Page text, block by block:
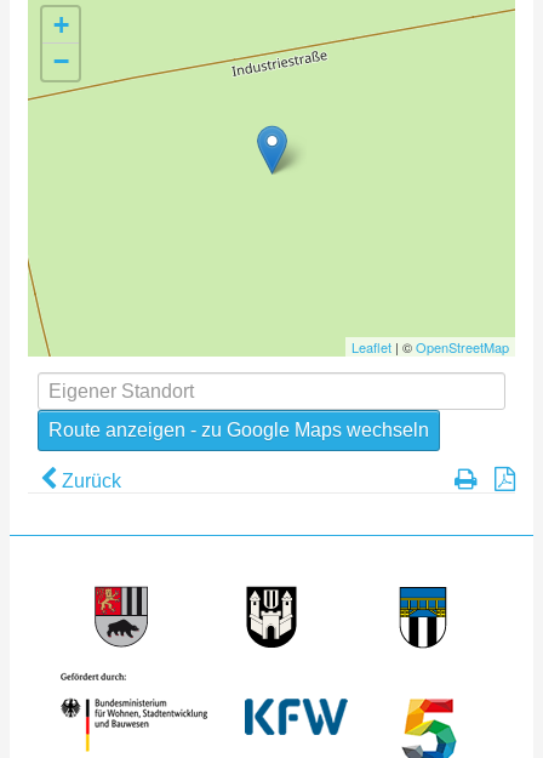
+
−
Leaflet | ©OpenStreetMap
Zurück